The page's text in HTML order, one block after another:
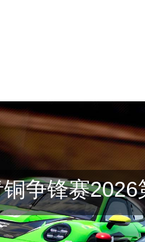
争锋赛2026